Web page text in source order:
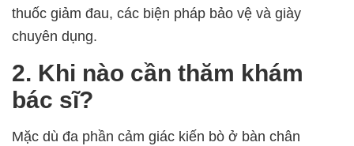
thuốc giảm đau, các biện pháp bảo vệ và giày
chuyên dụng.
2. Khi nào cần thăm khám
bác sĩ?
Mặc dù đa phần cảm giác kiến bò ở bàn chân